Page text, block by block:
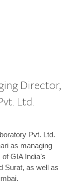
Director,
Ltd.
Pvt. Ltd.
as managing
GIA India’s
Surat, as well as